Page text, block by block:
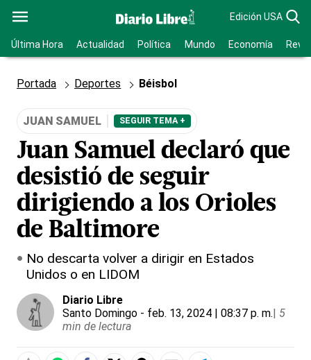
Edición USA
Última Hora Actualidad Política Mundo Economía
Portada Deportes Béisbol
JUAN SAMUEL SEGUIR TEMA +
Juan Samuel declaró que
desistió de seguir
dirigiendo a los Orioles
de Baltimore
No descarta volver a dirigir en Estados
Unidos o en LIDOM
Diario Libre
Santo Domingo - feb. 13, 2024 | 08:37 p. m.| 5
min de lectura